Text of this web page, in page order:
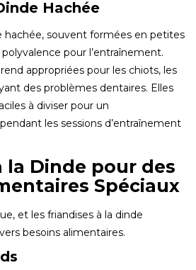
Hachée
hachée, souvent formées en petites
pour l’entraînement.
appropriées pour les chiots, les
des problèmes dentaires. Elles
à diviser pour un
les sessions d’entraînement
la Dinde pour des
Spéciaux
et les friandises à la dinde
besoins alimentaires.